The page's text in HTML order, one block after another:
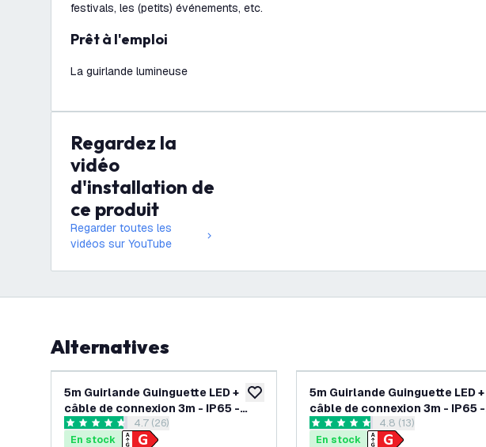
festivals, les (petits) événements, etc.
Prêt à l'emploi
La guirlande lumineuse
Regardez la
vidéo
d'installation de
ce produit
Regarder toutes les
vidéos sur YouTube
Alternatives
ajouter à la liste de souhaits
5m Guirlande Guinguette LED +
câble de connexion 3m - IP65 -
Liable - Avec 5 lampes LED
ouvrir le tiroir des avis
4.7 étoiles de notation
4.7 (26)
En stock
5m Guirlande Guinguette LED +
câble de connexion 3m - IP65 -
Liable - Avec 5 lampes LED
ouvrir le tiroir des avis
4.8 étoiles de notation
4.8 (13)
En stock